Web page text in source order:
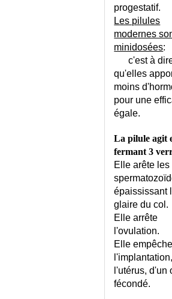
CONTRACTURES DURABLES
CONVERGENCE OCULAIRE
CONVERSION MILLIGRAMMES
CONVULSIONS DE L'ADULTE
CONVULSIONS DE L'ENFANT
CONVULSIONS FEBRILES -
CORONARIEN A CORONAIRES
SAINES (SYNDROME)
CORPS CALLEUX (SYNDROME
CORPS ETRANGER DU
CORPS ETRANGER DU NEZ
CORPS ETRANGER INTRA-
progestatif.
Les pilules
modernes
minidosées:
c'est à
qu'elles
moins
pour une
égale.
La pilule agit
fermant 3
Elle arête les
épaississant
glaire du col.
Elle arrête
l'ovulation.
Elle empêche
l'utérus, d'un
fécondé.